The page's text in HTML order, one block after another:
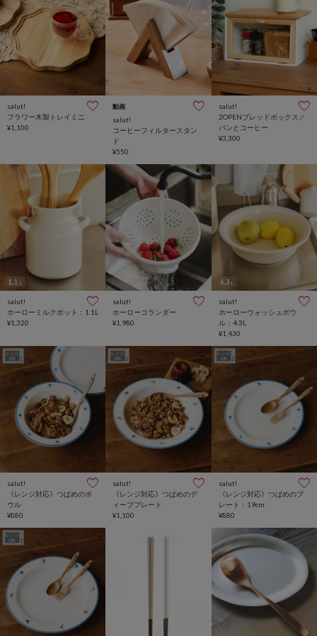
salut!
フラワー木製トレイミニ
¥1,100
動画
salut!
コーヒーフィルタースタン
ド
¥550
salut!
2OPENブレッドボックス／
パンとコーヒー
¥3,300
salut!
ホーローミルクポット：1.1L
¥1,320
salut!
ホーローコランダー
¥1,980
salut!
ホーローウォッシュボウ
ル：4.3L
¥1,430
salut!
《レンジ対応》つばめのボ
ウル
¥880
salut!
《レンジ対応》つばめのデ
ィーププレート
¥1,100
salut!
《レンジ対応》つばめのプ
レート：19cm
¥880